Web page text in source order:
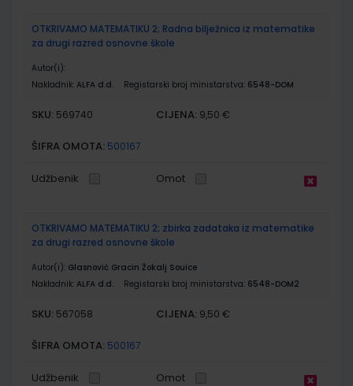
OTKRIVAMO MATEMATIKU 2; Radna bilježnica iz matematike
za drugi razred osnovne škole
Autor(i):
Nakladnik: ALFA d.d. Registarski broj ministarstva: 6548-DOM
SKU: 569740 CIJENA: 9,50 €
ŠIFRA OMOTA: 500167
Udžbenik Omot
OTKRIVAMO MATEMATIKU 2; zbirka zadataka iz matematike
za drugi razred osnovne škole
Autor(i): Glasnović Gracin Žokalj Souice
Nakladnik: ALFA d.d. Registarski broj ministarstva: 6548-DOM2
SKU: 567058 CIJENA: 9,50 €
ŠIFRA OMOTA: 500167
Udžbenik Omot